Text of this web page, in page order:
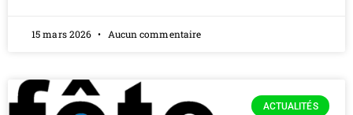
15 mars 2026 Aucun commentaire
ACTUALITÉS